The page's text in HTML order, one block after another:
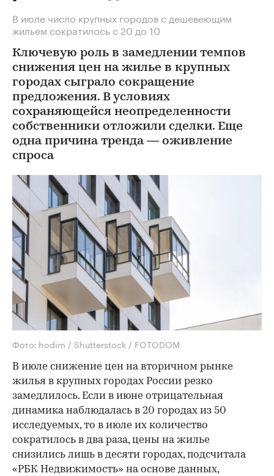
В июле число крупных городов с дешевеющим
жильем сократилось с 20 до 10
Ключевую роль в замедлении темпов
снижения цен на жилье в крупных
городах сыграло сокращение
предложения. В условиях
сохраняющейся неопределенности
собственники отложили сделки. Еще
одна причина тренда — оживление
спроса
Фото: hodim / Shutterstock / FOTODOM
В июле снижение цен на вторичном рынке
жилья в крупных городах России резко
замедлилось. Если в июне отрицательная
динамика наблюдалась в 20 городах из 50
исследуемых, то в июле их количество
сократилось в два раза, цены на жилье
снизились лишь в десяти городах, подсчитала
«РБК Недвижимость» на основе данных,